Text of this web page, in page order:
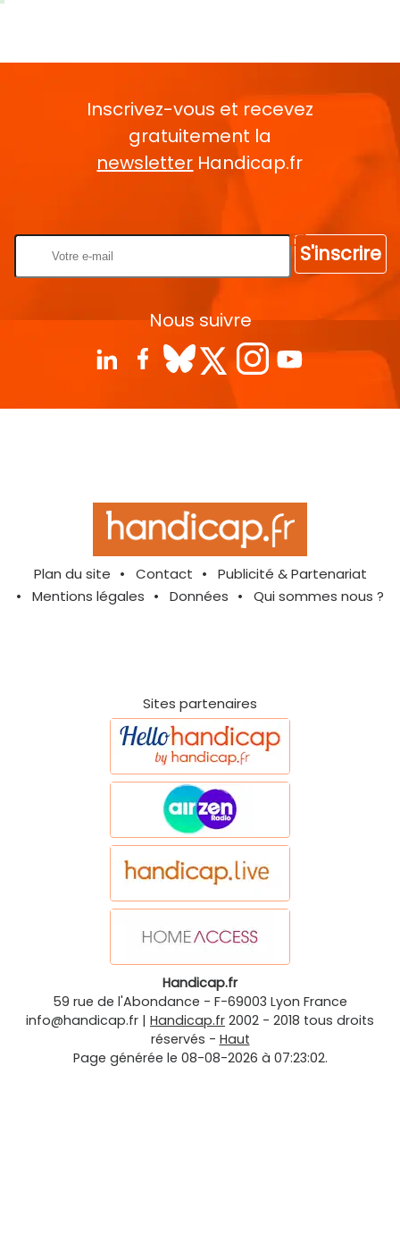
Inscrivez-vous et recevez
gratuitement la
newsletter Handicap.fr
S'inscrire
Nous suivre
Plan du site Contact
Publicité & Partenariat
Mentions légales
Données Qui sommes nous ?
Sites partenaires
Handicap.fr
59 rue de l'Abondance - F-69003 Lyon France
info@handicap.fr | Handicap.fr 2002 - 2018 tous droits
réservés - Haut
Page générée le 08-08-2026 à 07:23:02.